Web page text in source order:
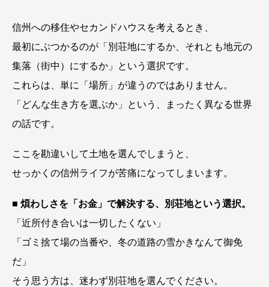
信州への移住やセカンドハウスを考えるとき、
最初にぶつかるのが「別荘地にするか、それとも地元の
集落（街中）にするか」という選択です。
これらは、単に「場所」が違うのではありません。
「どんな生き方を選ぶか」という、まったく異なる世界
の話です。
ここを勘違いして土地を選んでしまうと、
せっかくの信州ライフが苦痛になってしまいます。
■ 煩わしさを「お金」で解決する、別荘地という選択。
「近所付き合いは一切したくない」
「ゴミ捨て場の当番や、冬の道路の雪かきなんて御免
だ」
そう思う方は、迷わず別荘地を選んでください。